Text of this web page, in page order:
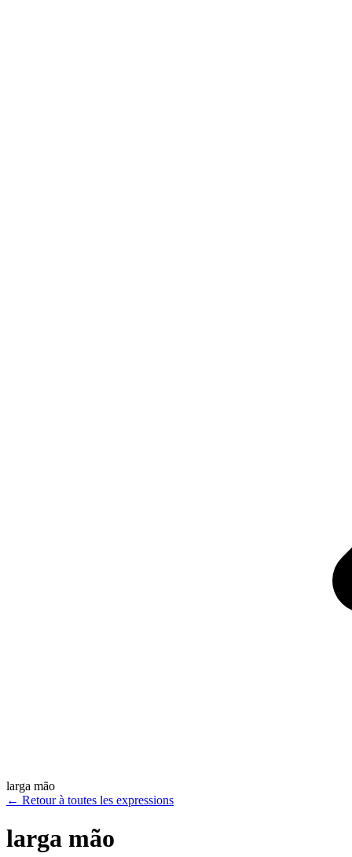
larga mão
← Retour à toutes les expressions
larga mão